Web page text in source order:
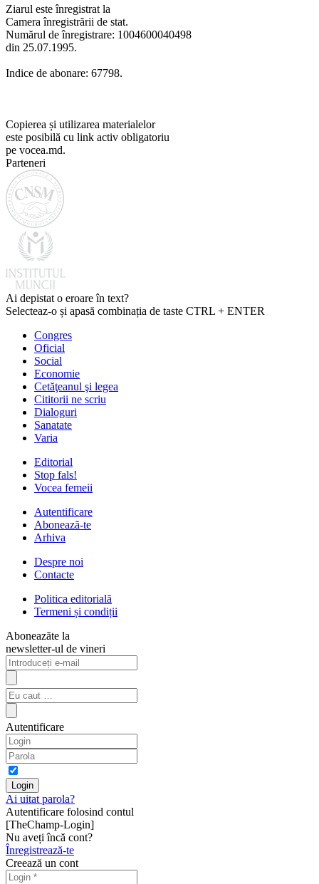
Ziarul este înregistrat la
Camera înregistrării de stat.
Numărul de înregistrare: 1004600040498
din 25.07.1995.
Indice de abonare: 67798.
Copierea și utilizarea materialelor
este posibilă cu link activ obligatoriu
pe vocea.md.
Parteneri
Ai depistat o eroare în text?
Selecteaz-o și apasă combinația de taste CTRL + ENTER
Congres
Oficial
Social
Economie
Cetăţeanul şi legea
Cititorii ne scriu
Dialoguri
Sanatate
Varia
Editorial
Stop fals!
Vocea femeii
Autentificare
Abonează-te
Arhiva
Despre noi
Contacte
Politica editorială
Termeni și condiții
Aboneazăte la
newsletter-ul de vineri
Autentificare
Ai uitat parola?
Autentificare folosind contul
[TheChamp-Login]
Nu aveți încă cont?
Înregistrează-te
Creează un cont